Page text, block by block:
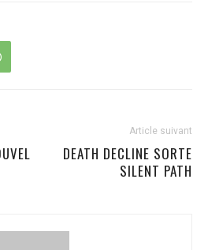
Article suivant
DEATH DECLINE SORTE
SILENT PATH